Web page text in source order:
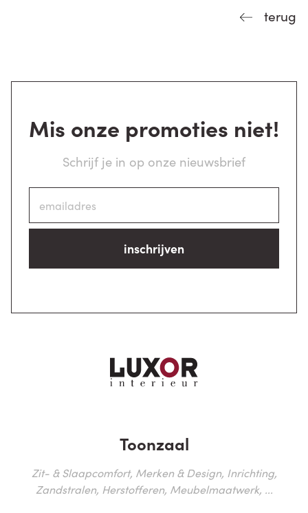
terug
Mis onze promoties niet!
Schrijf je in op onze nieuwsbrief
inschrijven
Toonzaal
Zit- & Slaapcomfort, Merken & Design, Inrichting,
Zandstralen, Herstofferen, Meubelmaatwerk, ...